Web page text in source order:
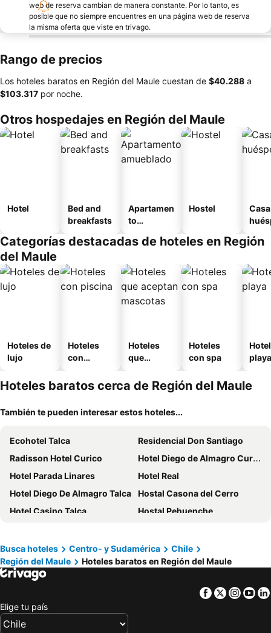
web de reserva cambian de manera constante. Por lo tanto, es
posible que no siempre encuentres en una página web de reserva
la misma oferta que viste en trivago.
Rango de precios
Los hoteles baratos en Región del Maule cuestan de ‎$40.288 a
‎$103.317 por noche.
Otros hospedajes en Región del Maule
Hotel
Bed and
breakfasts
Apartamen
to
o
Hostel
Categorías destacadas de hoteles en Región
del Maule
Hoteles de
lujo
Hoteles
con
Hoteles
que
mascotas
Hoteles
con spa
playa
Hoteles baratos cerca de Región del Maule
También te pueden interesar estos hoteles...
Ecohotel Talca
Residencial Don Santiago
Radisson Hotel Curico
Hotel Diego de Almagro Curico
Hotel Parada Linares
Hotel Real
Hotel Diego De Almagro Talca
Hostal Casona del Cerro
Hotel Casino Talca
Hostal Pehuenche
Hotel Villa El Descanso
Hosteria Iloca
Hotel Capelli Express
Reserva los Bollenes
Casa Hotel Trocha Angosta
Villa Baviera, Hotel Baviera Chile
Busca hoteles Centro- y Sudamérica
Chile
Región del Maule
Hoteles baratos en Región del Maule
Facebook
Twitter
Elige tu país